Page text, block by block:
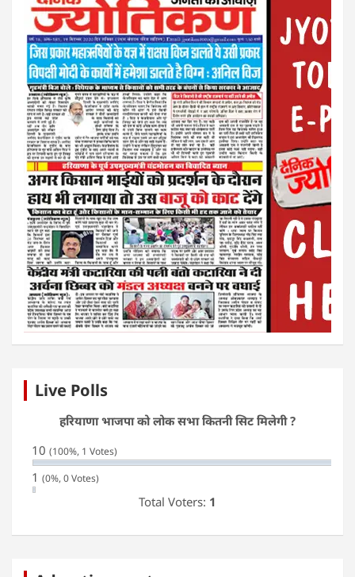
Live Polls
हरियाणा भाजपा को लोक सभा कितनी सिट मिलेगी ?
10 (100%, 1 Votes)
1 (0%, 0 Votes)
Total Voters: 1